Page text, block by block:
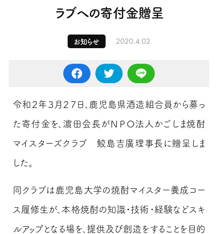
ラブへの寄付金贈呈
お知らせ 2020.4.02
令和２年３月２７日、鹿児島県酒造組合員から募っ
た寄付金を、濵田会長がＮＰＯ法人かごしま焼酎
マイスターズクラブ 鮫島吉廣理事長に贈呈しま
した。
同クラブは鹿児島大学の焼酎マイスター養成コー
ス履修生が、本格焼酎の知識・技術・経験などスキ
ルアップとなる場を、提供及び創造をすることを目的